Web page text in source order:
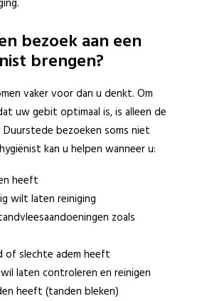
bezoek aan een
brengen?
vaker voor dan u denkt. Om
uw gebit optimaal is, is alleen de
bezoeken soms niet
kan u helpen wanneer u:
heeft
wilt laten reiniging
zoals
of slechte adem heeft
laten controleren en reinigen
heeft (tanden bleken)